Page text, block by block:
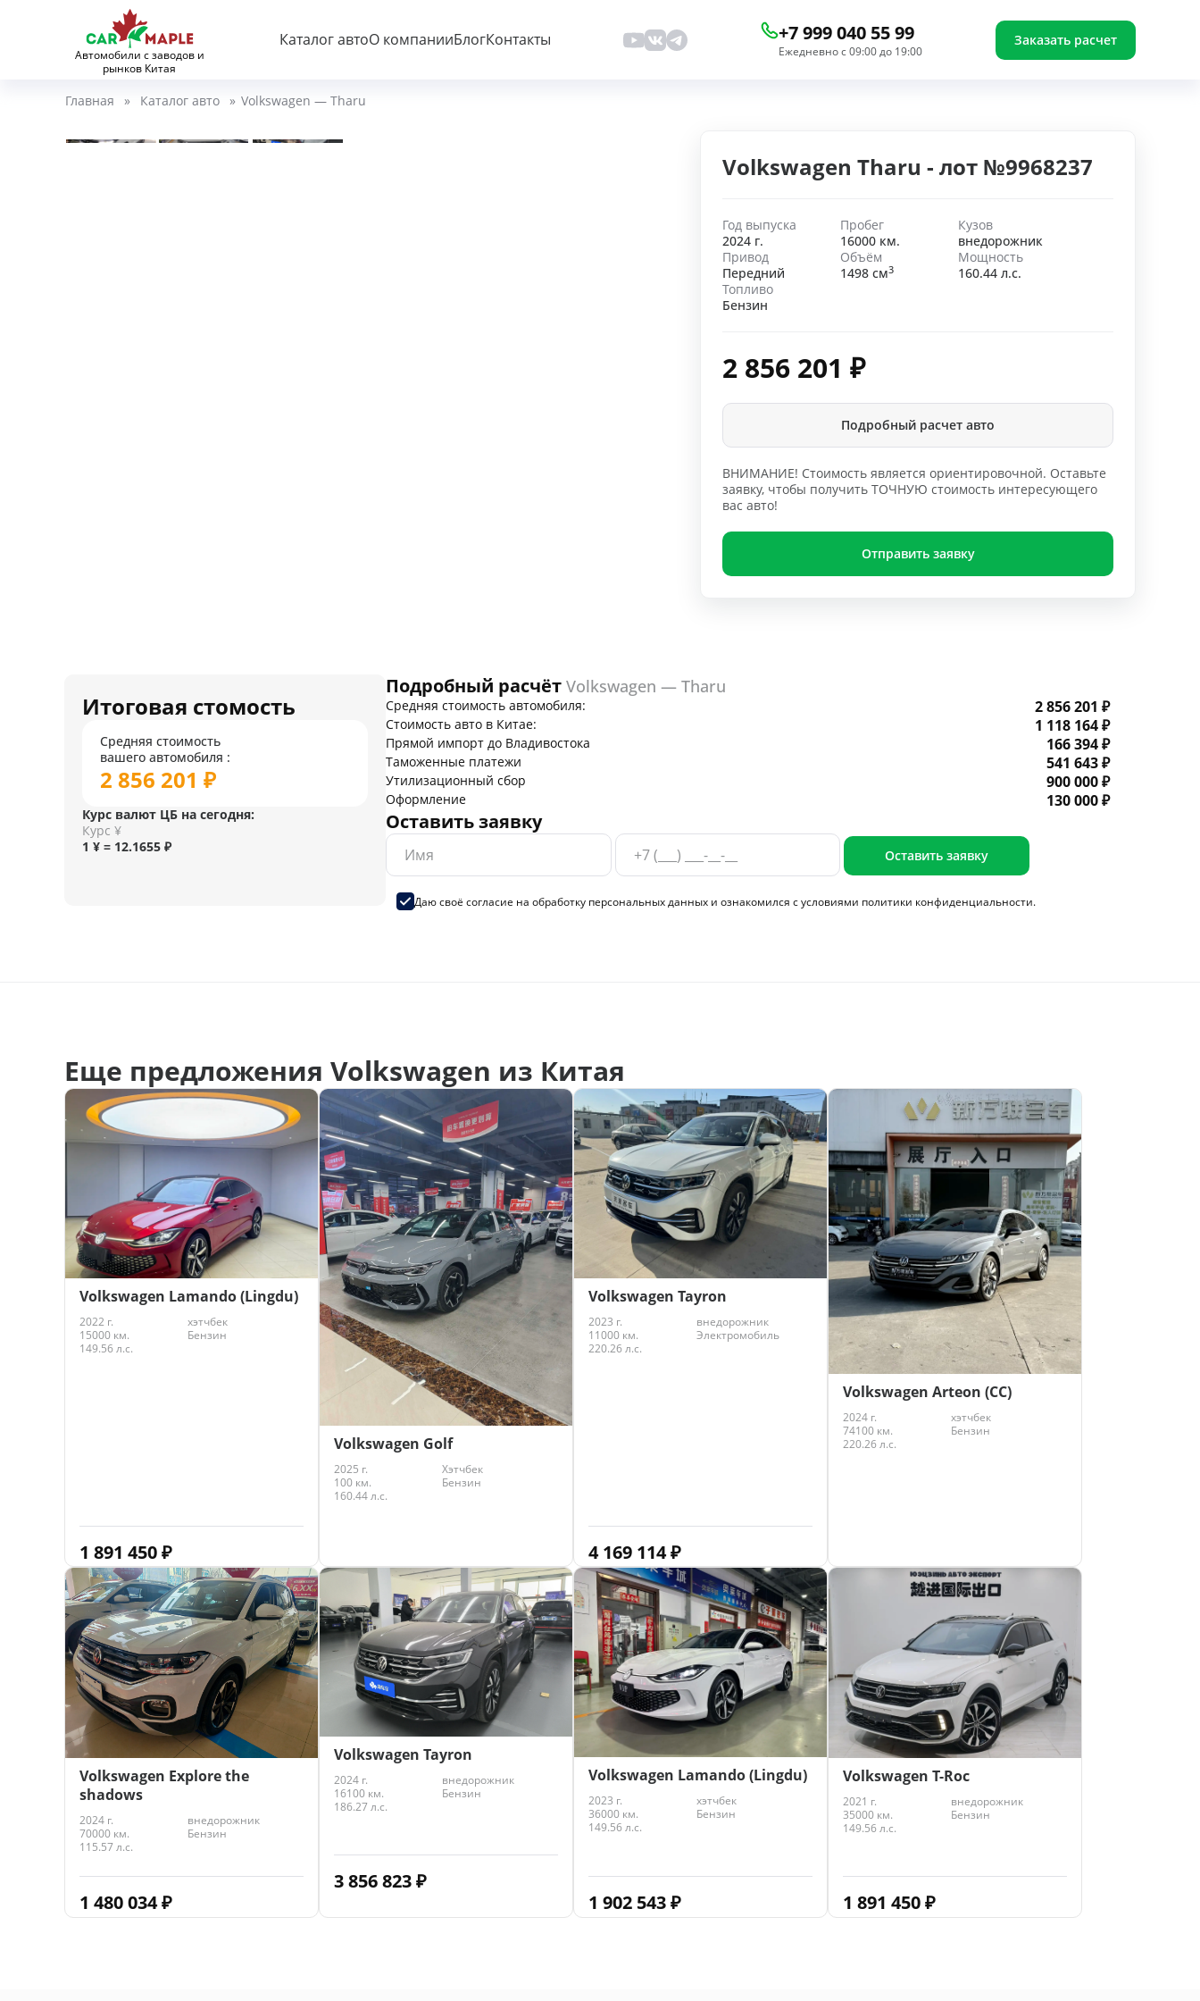
Автомобили с заводов и
рынков Китая
Каталог автоО компанииБлогКонтакты +7 999 040 55 99
Ежедневно с 09:00 до 19:00
Заказать расчет
Главная » Каталог авто » Volkswagen — Tharu
Volkswagen Tharu - лот №9968237
Год выпуска
2024 г.
Пробег
16000 км.
Кузов
внедорожник
Привод
Передний
Объём
1498 см3
Мощность
160.44 л.с.
Топливо
Бензин
2 856 201 ₽
Подробный расчет авто
ВНИМАНИЕ! Стоимость является ориентировочной. Оставьте
заявку, чтобы получить ТОЧНУЮ стоимость интересующего
вас авто!
Отправить заявку
Итоговая стомость
Средняя стоимость
вашего автомобиля :
2 856 201 ₽
Курс валют ЦБ на сегодня:
Курс ¥
1 ¥ = 12.1655 ₽
Подробный расчёт Volkswagen — Tharu
Средняя стоимость автомобиля: 2 856 201 ₽
Стоимость авто в Китае: 1 118 164 ₽
Прямой импорт до Владивостока 166 394 ₽
Таможенные платежи 541 643 ₽
Утилизационный сбор 900 000 ₽
Оформление 130 000 ₽
Оставить заявку
Оставить заявку
Даю своё согласие на обработку персональных данных и ознакомился с условиями политики конфиденциальности.
Еще предложения Volkswagen из Китая
Volkswagen Lamando (Lingdu)
2022 г.
хэтчбек
15000 км.
Бензин
149.56 л.с.
1 891 450₽
Volkswagen Golf
2025 г.
Хэтчбек
100 км.
Бензин
160.44 л.с.
3 493 475₽
Volkswagen Tayron
2023 г.
внедорожник
11000 км.
Электромобиль
220.26 л.с.
4 169 114₽
Volkswagen Arteon (CC)
2024 г.
хэтчбек
74100 км.
Бензин
220.26 л.с.
3 967 223₽
Volkswagen Explore the
shadows
2024 г.
внедорожник
70000 км.
Бензин
115.57 л.с.
1 480 034₽
Volkswagen Tayron
2024 г.
внедорожник
16100 км.
Бензин
186.27 л.с.
3 856 823₽
Volkswagen Lamando (Lingdu)
2023 г.
хэтчбек
36000 км.
Бензин
149.56 л.с.
1 902 543₽
Volkswagen T-Roc
2021 г.
внедорожник
35000 км.
Бензин
149.56 л.с.
1 891 450₽